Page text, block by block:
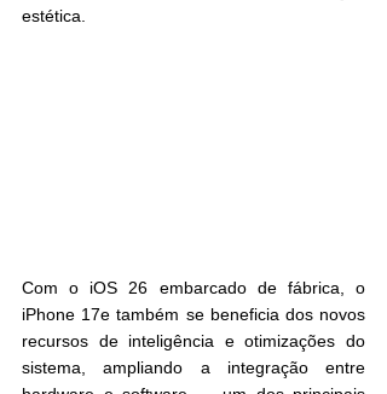
estética.
Com o iOS 26 embarcado de fábrica, o
iPhone 17e também se beneficia dos novos
recursos de inteligência e otimizações do
sistema, ampliando a integração entre